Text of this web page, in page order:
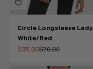
Circle Longsleeve Lady
White/Red
Angebot
$35.00Regulärer Preis
$70.00